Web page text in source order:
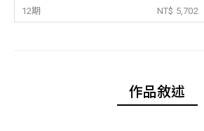
12期
NT$ 5,702
作品敘述